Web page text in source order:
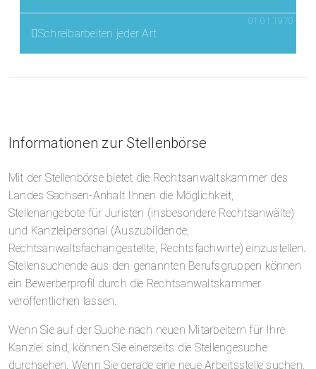
01.01.1970
Schreibarbeiten jeder Art
Informationen zur Stellenbörse
Mit der Stellenbörse bietet die Rechtsanwaltskammer des
Landes Sachsen-Anhalt Ihnen die Möglichkeit,
Stellenangebote für Juristen (insbesondere Rechtsanwälte)
und Kanzleipersonal (Auszubildende,
Rechtsanwaltsfachangestellte, Rechtsfachwirte) einzustellen.
Stellensuchende aus den genannten Berufsgruppen können
ein Bewerberprofil durch die Rechtsanwaltskammer
veröffentlichen lassen.
Wenn Sie auf der Suche nach neuen Mitarbeitern für Ihre
Kanzlei sind, können Sie einerseits die Stellengesuche
durchsehen. Wenn Sie gerade eine neue Arbeitsstelle suchen,